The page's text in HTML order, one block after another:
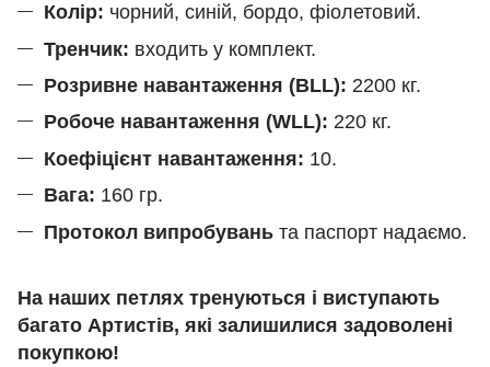
Колір: чорний, синій, бордо, фіолетовий.
Тренчик: входить у комплект.
Розривне навантаження (BLL): 2200 кг.
Робоче навантаження (WLL): 220 кг.
Коефіцієнт навантаження: 10.
Вага: 160 гр.
Протокол випробувань та паспорт надаємо.
На наших петлях тренуються і виступають
багато Артистів, які залишилися задоволені
покупкою!